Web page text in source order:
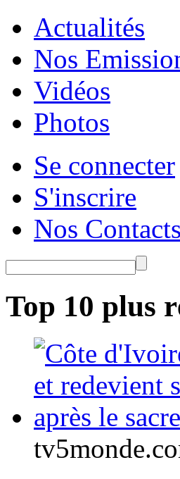
Actualités
Nos
Vidéos
Photos
Se connecter
S'inscrire
Nos Contacts
Top 10 plus